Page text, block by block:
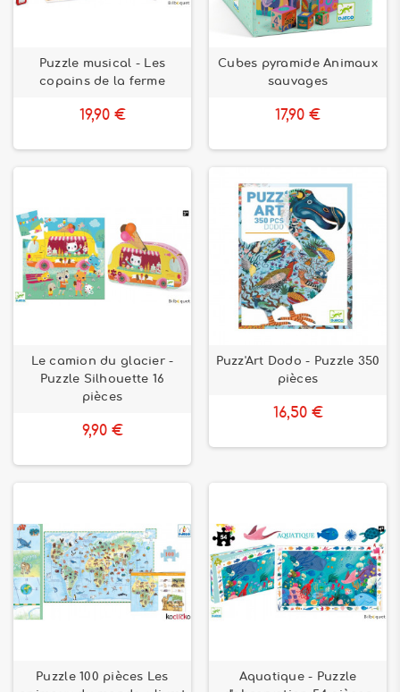
Puzzle musical - Les
copains de la ferme
19,90 €
Cubes pyramide Animaux
sauvages
17,90 €
Le camion du glacier -
Puzzle Silhouette 16
pièces
9,90 €
Puzz'Art Dodo - Puzzle 350
pièces
16,50 €
Puzzle 100 pièces Les
Aquatique - Puzzle